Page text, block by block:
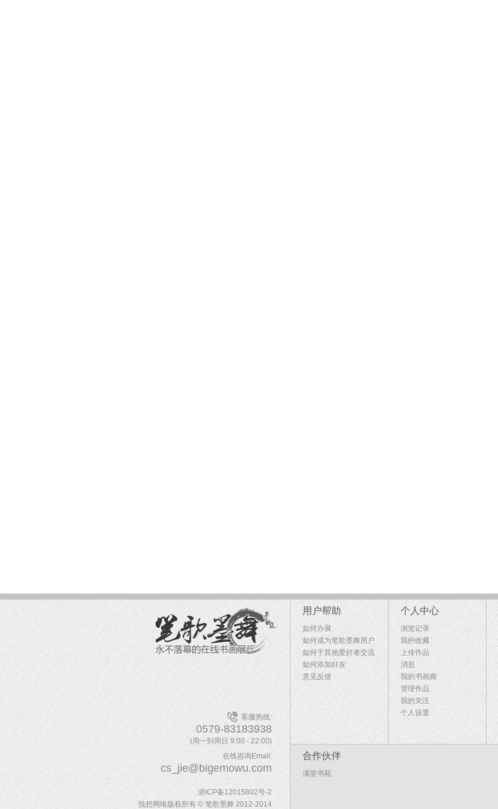
客服热线:
0579-83183938
(周一到周日 9:00 - 22:00)
在线咨询Email:
cs_jie@bigemowu.com
浙ICP备12015802号-2
悦想网络版权所有 © 笔歌墨舞 2012-2014
用户帮助
如何办展
如何成为笔歌墨舞用户
如何于其他爱好者交流
如何添加好友
意见反馈
个人中心
浏览记录
我的收藏
上传作品
消息
我的书画廊
管理作品
我的关注
个人设置
合作伙伴
满堂书苑